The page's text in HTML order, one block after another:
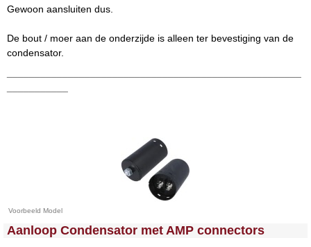
Gewoon aansluiten dus.
De bout / moer aan de onderzijde is alleen ter bevestiging van de
condensator.
Voorbeeld Model
<!-- MakeFullWidth0 --><!-- MakeFullWidth1 --><!-- MakeFullWidth2 --><!-- MakeFullWidth3 --><!-- MakeFullWidth4 --><!-- MakeFullWidth5 --><!-- MakeFullWidth6 --><!-- MakeFullWidth7 --><!-- MakeFullWidth8 --><!-- MakeFullWidth9 --><!-- MakeFullWidth10 --><!-- MakeFullWidth11 --><!-- MakeFullWidth12 --><!-- MakeFullWidth13 --><!-- MakeFullWidth14 --><!-- MakeFullWidth15 --><!-- MakeFullWidth16 --><!-- MakeFullWidth17 --><!-- MakeFullWidth18 --><!-- MakeFullWidth19 -->
Aanloop Condensator met AMP connectors